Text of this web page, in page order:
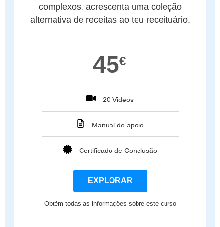
complexos, acrescenta uma coleção
alternativa de receitas ao teu receituário.
45€
20 Videos
Manual de apoio
Certificado de Conclusão
EXPLORAR
Obtém todas as informações sobre este curso